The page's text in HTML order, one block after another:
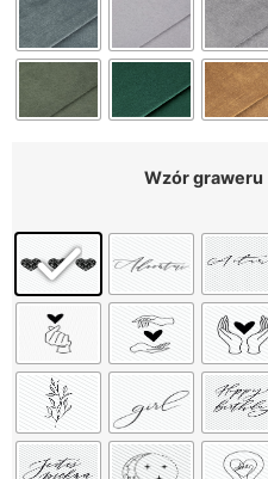
Wzór graweru